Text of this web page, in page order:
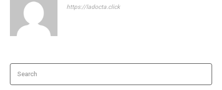
https://ladocta.click
Search